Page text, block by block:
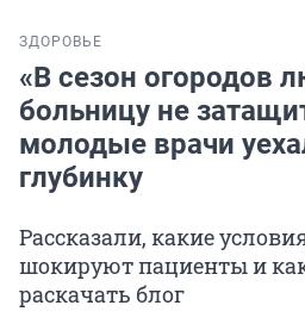
ЗДОРОВЬЕ
«В сезон огородов
больницу не
молодые врачи
глубинку
Рассказали, какие
шокируют пациенты и
раскачать блог